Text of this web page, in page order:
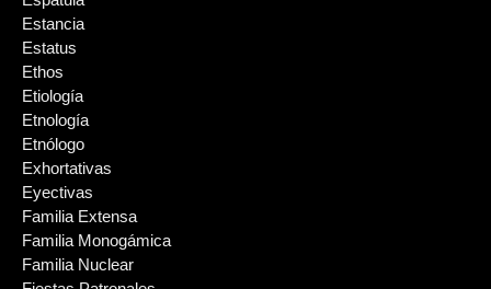
Estancia
Estatus
Ethos
Etiología
Etnología
Etnólogo
Exhortativas
Eyectivas
Familia Extensa
Familia Monogámica
Familia Nuclear